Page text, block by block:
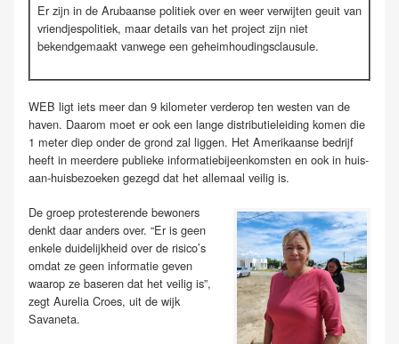
Er zijn in de Arubaanse politiek over en weer verwijten geuit van
vriendjespolitiek, maar details van het project zijn niet
bekendgemaakt vanwege een geheimhoudingsclausule.
WEB ligt iets meer dan 9 kilometer verderop ten westen van de
haven. Daarom moet er ook een lange distributieleiding komen die
1 meter diep onder de grond zal liggen. Het Amerikaanse bedrijf
heeft in meerdere publieke informatiebijeenkomsten en ook in huis-
aan-huisbezoeken gezegd dat het allemaal veilig is.
De groep protesterende bewoners
denkt daar anders over. “Er is geen
enkele duidelijkheid over de risico’s
omdat ze geen informatie geven
waarop ze baseren dat het veilig is”,
zegt Aurelia Croes, uit de wijk
Savaneta.